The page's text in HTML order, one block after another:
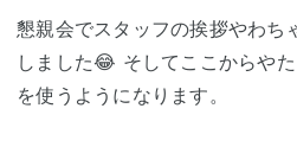
懇親会でスタッフの挨拶やわち
しました😂 そしてここからや
を使うようになります。